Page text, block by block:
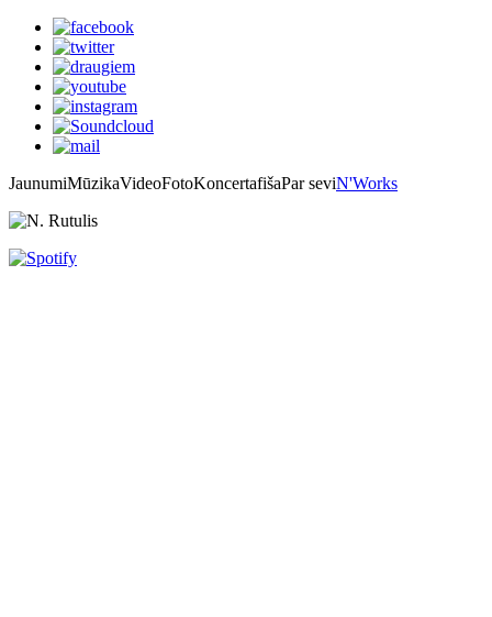
JaunumiMūzikaVideoFotoKoncertafišaPar seviN'Works